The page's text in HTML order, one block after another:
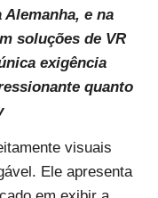
e na
soluções de VR
exigência
quanto
visuais
Ele apresenta